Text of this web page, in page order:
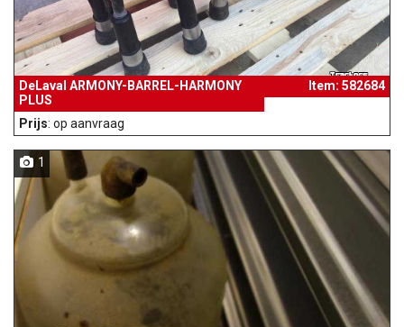
DeLaval ARMONY-BARREL-HARMONY
PLUS
Item: 582684
Prijs: op aanvraag
1